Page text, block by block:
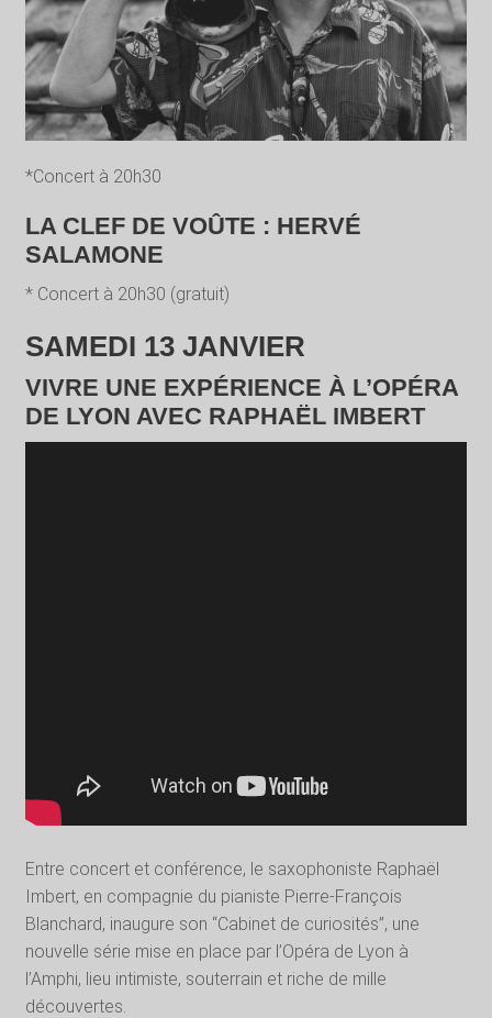
*Concert à 20h30
LA CLEF DE VOÛTE : HERVÉ
SALAMONE
* Concert à 20h30 (gratuit)
SAMEDI 13 JANVIER
VIVRE UNE EXPÉRIENCE À L’OPÉRA
DE LYON AVEC RAPHAËL IMBERT
Entre concert et conférence, le saxophoniste Raphaël
Imbert, en compagnie du pianiste Pierre-François
Blanchard, inaugure son “Cabinet de curiosités”, une
nouvelle série mise en place par l’Opéra de Lyon à
l’Amphi, lieu intimiste, souterrain et riche de mille
découvertes.